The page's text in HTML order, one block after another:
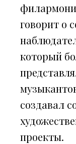
говорит о
который
создавал
проекты.